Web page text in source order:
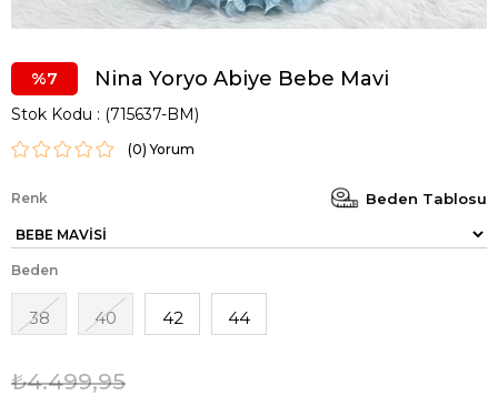
7 Nina Yoryo Abiye Bebe Mavi
Stok Kodu (715637-BM)
(0)
Renk Beden Tablosu
Beden
38 40 42 44
₺4.499,95